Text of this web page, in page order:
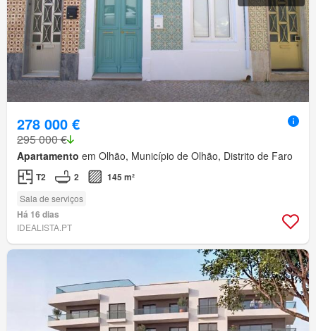
278 000 €
295 000 €
Apartamento em Olhão, Município de Olhão, Distrito de Faro
T2 2 145 m²
Sala de serviços
Há 16 dias
IDEALISTA.PT